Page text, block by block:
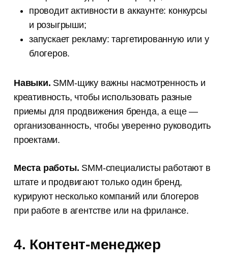
проводит активности в аккаунте: конкурсы
и розыгрыши;
запускает рекламу: таргетированную или у
блогеров.
Навыки. SMM-щику важны насмотренность и
креативность, чтобы использовать разные
приемы для продвижения бренда, а еще —
организованность, чтобы уверенно руководить
проектами.
Места работы. SMM-специалисты работают в
штате и продвигают только один бренд,
курируют несколько компаний или блогеров
при работе в агентстве или на фрилансе.
4. Контент-менеджер
Канал для копирайтеров
и редакторов
Истории из практики, советы
и лайфхаки, которые мы нажили
за 8 лет работы контент-агентства